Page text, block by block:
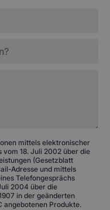
mittels elektronischer
vom 18. Juli 2002 über die
(Gesetzblatt
Adresse und mittels
Telefongesprächs
2004 über die
in der geänderten
angebotenen Produkte.